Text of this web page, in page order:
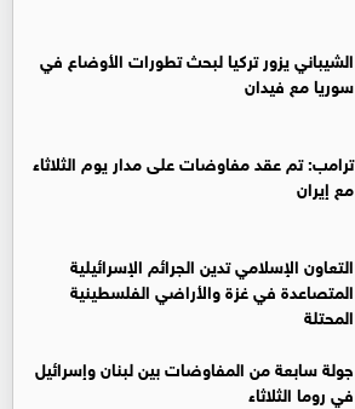
‏الشيباني يزور تركيا لبحث تطورات الأوضاع في
سوريا مع فيدان
ترامب: تم عقد مفاوضات على مدار يوم الثلاثاء
مع إيران
التعاون الإسلامي تدين الجرائم الإسرائيلية
المتصاعدة في غزة والأراضي الفلسطينية
المحتلة
جولة سابعة من المفاوضات بين لبنان وإسرائيل
في روما الثلاثاء